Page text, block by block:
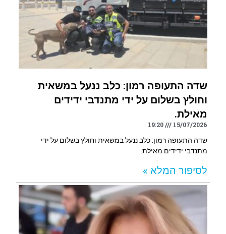
שדה התעופה רמון: כלב ננעל במשאית
וחולץ בשלום על ידי מתנדבי ידידים
מאילת.
15/07/2026
19:20
שדה התעופה רמון: כלב ננעל במשאית וחולץ בשלום על ידי
מתנדבי ידידים מאילת.
לסיפור המלא »